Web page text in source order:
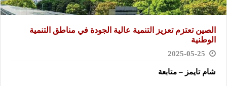
الصين تعتزم تعزيز التنمية عالية الجودة في مناطق التنمية
الوطنية
2025-05-25
شام تايمز – متابعة